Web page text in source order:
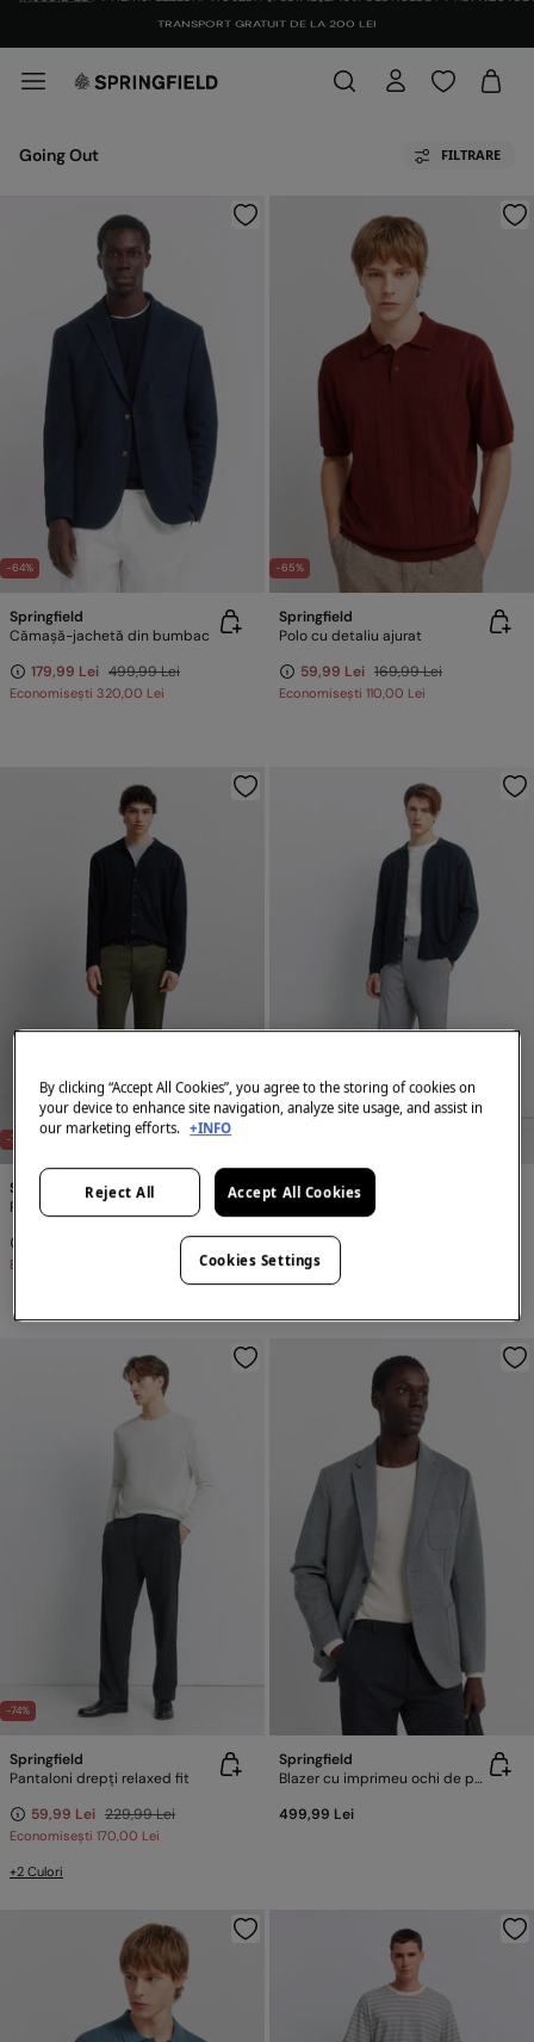
TRANSPORT GRATUIT DE LA 200 LEI
Going Out FILTRARE
-64%
Springfield
Cămașă-jachetă din bumbac
179,99 Lei 499,99 Lei
Economisești 320,00 Lei
-65%
Springfield
Polo cu detaliu ajurat
59,99 Lei 169,99 Lei
Economisești 110,00 Lei
-78%
Springfield
Pantaloni chino skinny fit
Economisești
Springfield
Pantaloni drepți relaxed fit
59,99 Lei
Economisești
-74%
Springfield
Pantaloni drepți relaxed fit
59,99 Lei 229,99 Lei
Economisești 170,00 Lei
+2 Culori
Springfield
Blazer cu imprimeu ochi de prepeliță
499,99 Lei
By clicking “Accept All Cookies”, you agree to the storing of cookies on
your device to enhance site navigation, analyze site usage, and assist in
our marketing efforts. +INFO
Reject All Accept All Cookies
Cookies Settings